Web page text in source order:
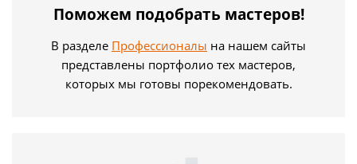
Поможем подобрать мастеров!
В разделе Профессионалы на нашем сайты
представлены портфолио тех мастеров,
которых мы готовы порекомендовать.